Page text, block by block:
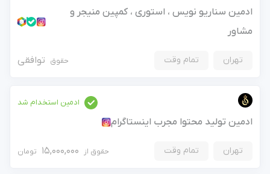
ادمین سناریو نویس ، استوری ، کمپین منیجر و
مشاور
تهران تمام وقت حقوق توافقی
ادمین استخدام شد
ادمین تولید محتوا مجرب اینستاگرام
تهران تمام وقت حقوق از 15,000,000 تومان ورود به حساب کاربری ×